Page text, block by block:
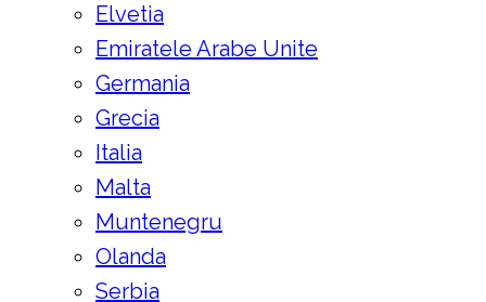
Elvetia
Emiratele Arabe Unite
Germania
Grecia
Italia
Malta
Muntenegru
Olanda
Serbia